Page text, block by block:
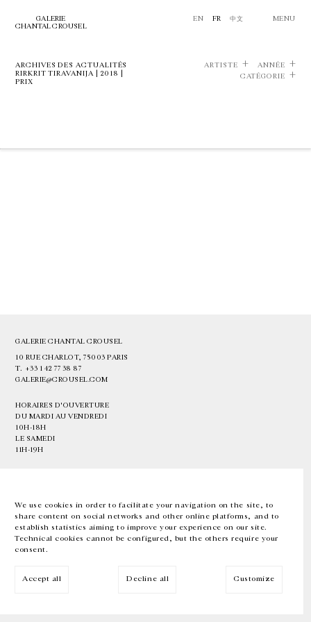
We use cookies in order to facilitate your navigation on the site, to
share content on social networks and other online platforms, and to
establish statistics aiming to improve your experience on our site.
Technical cookies cannot be configured, but the others require your
consent.
Accept all Decline all Customize
GALERIE
CHANTAL CROUSEL
EN FR 中文 MENU
ARCHIVES DES ACTUALITÉS
RIRKRIT TIRAVANIJA | 2018 |
PRIX
ARTISTE
ANNÉE
CATÉGORIE
GALERIE CHANTAL CROUSEL
10 RUE CHARLOT, 75003 PARIS
T. +33 1 42 77 38 87
GALERIE@CROUSEL.COM
HORAIRES D'OUVERTURE
DU MARDI AU VENDREDI
10H-18H
LE SAMEDI
11H-19H
EN FR 中文 Facebook Instagram
Inscrivez-vous à notre newsletter